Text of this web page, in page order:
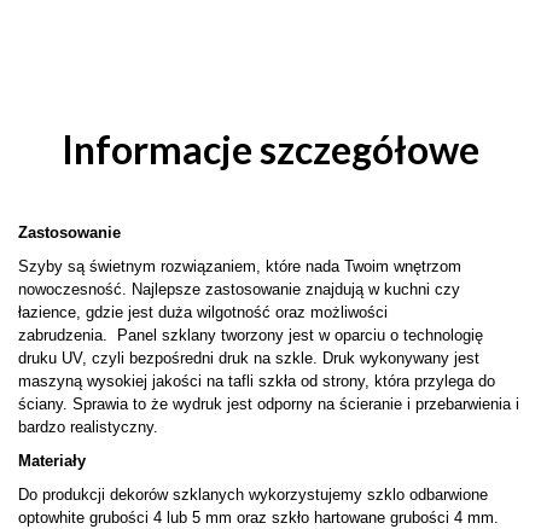
Informacje szczegółowe
Zastosowanie
Szyby są świetnym rozwiązaniem, które nada Twoim wnętrzom
nowoczesność. Najlepsze zastosowanie znajdują w kuchni czy
łazience, gdzie jest duża wilgotność oraz możliwości
zabrudzenia. Panel szklany tworzony jest w oparciu o technologię
druku UV, czyli bezpośredni druk na szkle. Druk wykonywany jest
maszyną wysokiej jakości na tafli szkła od strony, która przylega do
ściany. Sprawia to że wydruk jest odporny na ścieranie i przebarwienia i
bardzo realistyczny.
Materiały
Do produkcji dekorów szklanych wykorzystujemy szklo odbarwione
optowhite grubości 4 lub 5 mm oraz szkło hartowane grubości 4 mm.